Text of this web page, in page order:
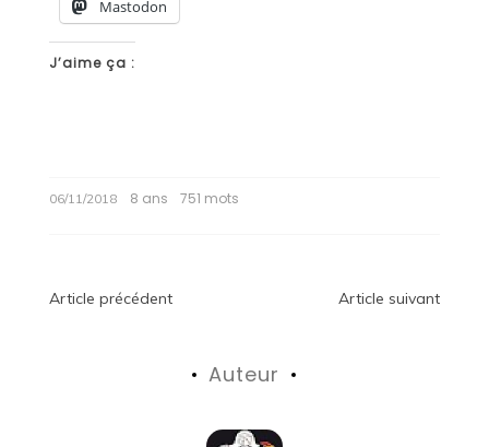
Mastodon
J’aime ça :
06/11/2018 8 ans 751 mots
Navigation
Article précédent Article suivant
Auteur